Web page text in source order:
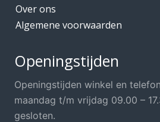
Over ons
Algemene voorwaarden
Openingstijden
Openingstijden winkel en
maandag t/m vrijdag 09.00 –
gesloten.